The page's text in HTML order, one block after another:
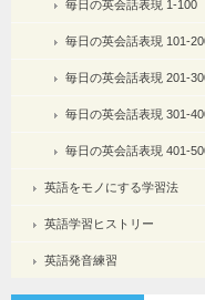
毎日の英会話表現 1-100
毎日の英会話表現 101-
毎日の英会話表現 201-
毎日の英会話表現 301-
毎日の英会話表現 401-
英語をモノにする学習法
英語学習ヒストリー
英語発音練習